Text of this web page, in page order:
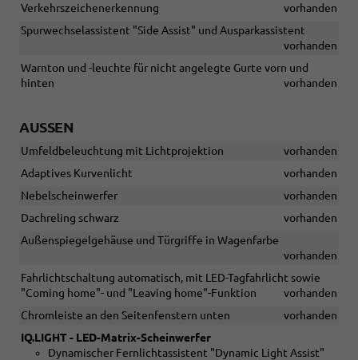
Verkehrszeichenerkennung
vorhanden
Spurwechselassistent "Side Assist" und Ausparkassistent
vorhanden
Warnton und -leuchte für nicht angelegte Gurte vorn und
hinten
vorhanden
AUSSEN
Umfeldbeleuchtung mit Lichtprojektion
vorhanden
Adaptives Kurvenlicht
vorhanden
Nebelscheinwerfer
vorhanden
Dachreling schwarz
vorhanden
Außenspiegelgehäuse und Türgriffe in Wagenfarbe
vorhanden
Fahrlichtschaltung automatisch, mit LED-Tagfahrlicht sowie
"Coming home"- und "Leaving home"-Funktion
vorhanden
Chromleiste an den Seitenfenstern unten
vorhanden
IQ.LIGHT - LED-Matrix-Scheinwerfer
Dynamischer Fernlichtassistent "Dynamic Light Assist"